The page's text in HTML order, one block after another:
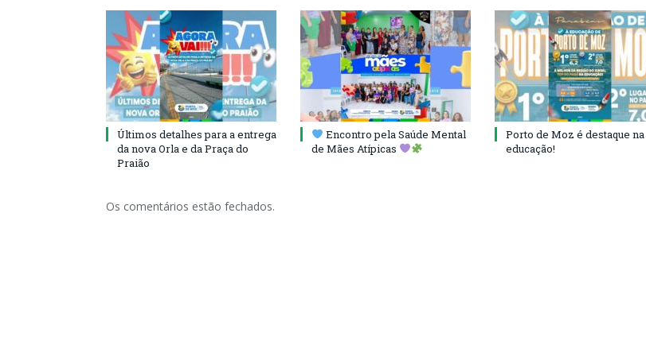
Últimos detalhes para a entrega
da nova Orla e da Praça do
Praião
Encontro pela Saúde Mental
de Mães Atípicas
Porto de Moz é destaque na
educação!
Os comentários estão fechados.